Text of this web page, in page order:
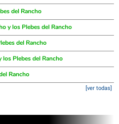
del Rancho
y los Plebes del Rancho
del Rancho
Plebes del Rancho
Rancho
[ver todas]